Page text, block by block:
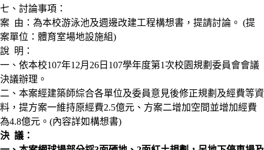
七、討論事項：
案 由：為本校游泳池及週邊改建工程構想書，提請討論。 (提
案單位：體育室場地設施組)
說 明：
一、依本校107年12月26日107學年度第1次校園規劃委員會會議
決議辦理。
二、本案經建築師綜合各單位及委員意見後修正規劃及經費等資
料，提方案一維持原經費2.5億元、方案二增加空間並增加經費
為4.8億元。(內容詳如構想書)
決 議：